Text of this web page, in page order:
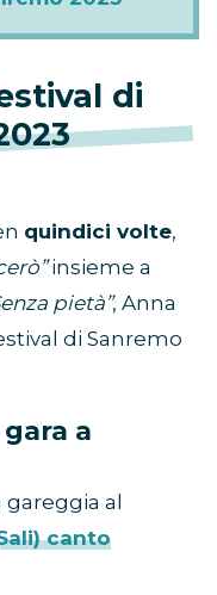
di
quindici volte,
insieme a
pietà”, Anna
di Sanremo
a
al
canto